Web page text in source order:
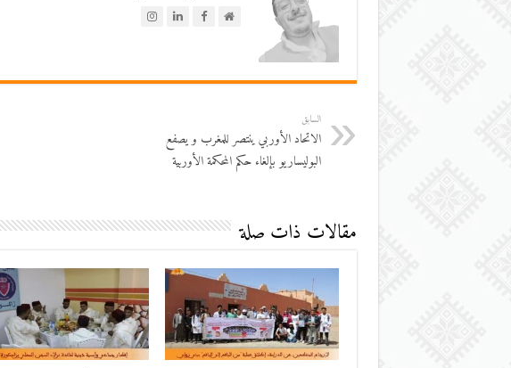
السابق
الاتحاد الأوربي ينتصر للمغرب و يصفع
البوليساريو بإلغاء حكم المحكمة الأوربية
مقالات ذات صلة